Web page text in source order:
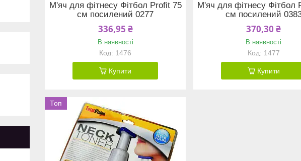
М'яч для фітнесу Фітбол Profit 75
см посилений 0277
336,95 ₴
В наявності
1476
Купити
М'яч для фітнесу Фітбол
см посилений
370,30 ₴
В наявності
1477
Купити
Топ